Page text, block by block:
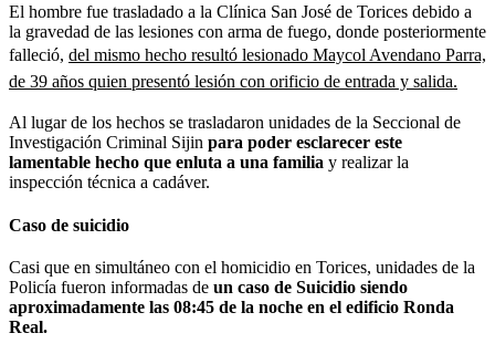
El hombre fue trasladado a la Clínica San José de Torices debido a
la gravedad de las lesiones con arma de fuego, donde posteriormente
falleció, del mismo hecho resultó lesionado Maycol Avendano Parra,
de 39 años quien presentó lesión con orificio de entrada y salida.
Al lugar de los hechos se trasladaron unidades de la Seccional de
Investigación Criminal Sijin para poder esclarecer este
lamentable hecho que enluta a una familia y realizar la
inspección técnica a cadáver.
Caso de suicidio
Casi que en simultáneo con el homicidio en Torices, unidades de la
Policía fueron informadas de un caso de Suicidio siendo
aproximadamente las 08:45 de la noche en el edificio Ronda
Real.